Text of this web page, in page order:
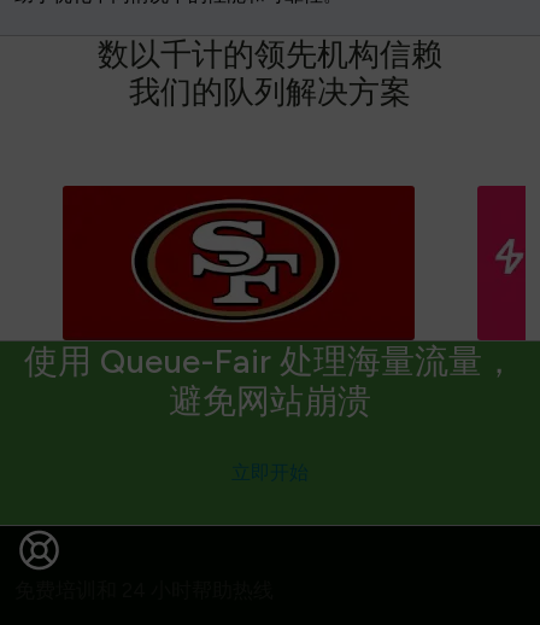
数以千计的领先机构信赖
我们的队列 解决方案
使用 Queue-Fair 处理海量流量，
避免网站崩溃